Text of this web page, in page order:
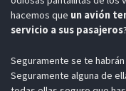
hacemos que un avión
servicio a sus pasajeros?
Seguramente se te
Seguramente alguna de